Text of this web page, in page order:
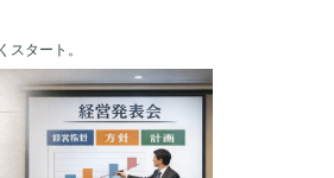
スタート。